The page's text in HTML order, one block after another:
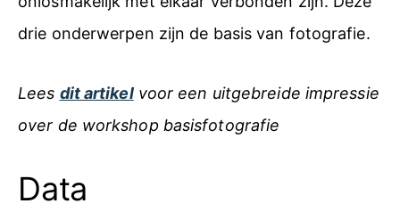
drie onderwerpen zijn de basis van fotografie.
Lees dit artikel voor een uitgebreide impressie
over de workshop basisfotografie
Data